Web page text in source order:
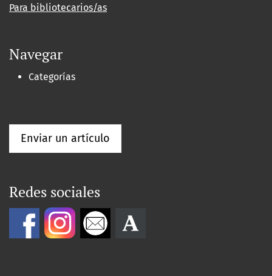
Para bibliotecarios/as
Navegar
Categorías
Enviar un artículo
Redes sociales